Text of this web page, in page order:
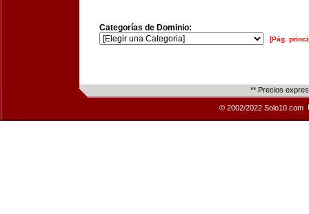
Categorías de Dominio:
[Pág.
** Precios
© 2002/2022 Solo10.com